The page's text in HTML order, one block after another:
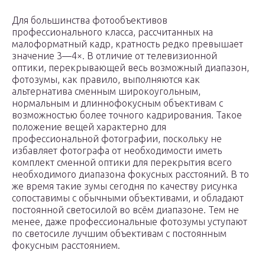
Для большинства фотообъективов
профессионального класса, рассчитанных на
малоформатный кадр, кратность редко превышает
значение 3—4×. В отличие от телевизионной
оптики, перекрывающей весь возможный диапазон,
фотозумы, как правило, выполняются как
альтернатива сменным широкоугольным,
нормальным и длиннофокусным объективам с
возможностью более точного кадрирования. Такое
положение вещей характерно для
профессиональной фотографии, поскольку не
избавляет фотографа от необходимости иметь
комплект сменной оптики для перекрытия всего
необходимого диапазона фокусных расстояний. В то
же время такие зумы сегодня по качеству рисунка
сопоставимы с обычными объективами, и обладают
постоянной светосилой во всём диапазоне. Тем не
менее, даже профессиональные фотозумы уступают
по светосиле лучшим объективам с постоянным
фокусным расстоянием.